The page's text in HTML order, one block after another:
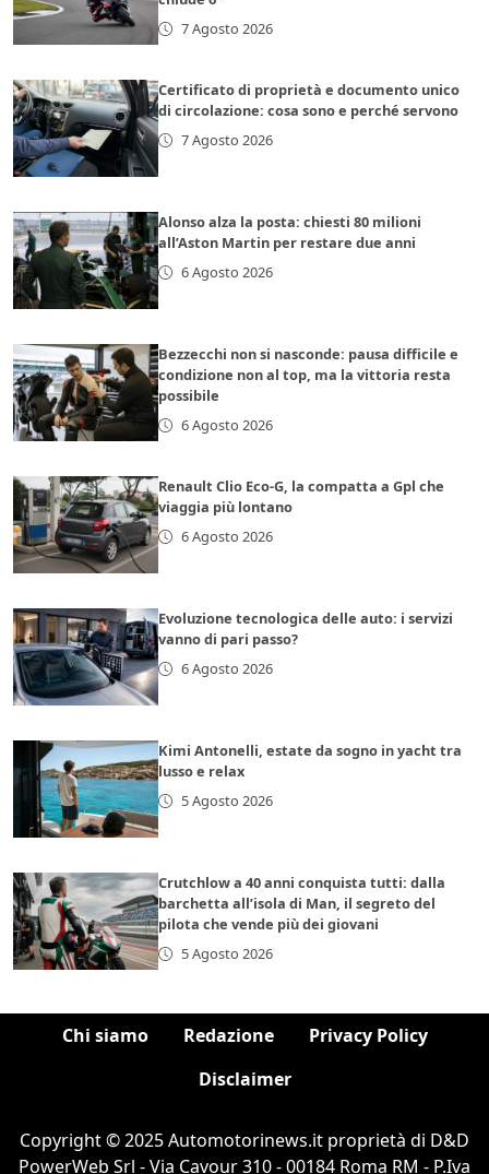
7 Agosto 2026
Certificato di proprietà e documento unico
di circolazione: cosa sono e perché servono
7 Agosto 2026
Alonso alza la posta: chiesti 80 milioni
all’Aston Martin per restare due anni
6 Agosto 2026
Bezzecchi non si nasconde: pausa difficile e
condizione non al top, ma la vittoria resta
possibile
6 Agosto 2026
Renault Clio Eco-G, la compatta a Gpl che
viaggia più lontano
6 Agosto 2026
Evoluzione tecnologica delle auto: i servizi
vanno di pari passo?
6 Agosto 2026
Kimi Antonelli, estate da sogno in yacht tra
lusso e relax
5 Agosto 2026
Crutchlow a 40 anni conquista tutti: dalla
barchetta all’isola di Man, il segreto del
pilota che vende più dei giovani
5 Agosto 2026
Chi siamo Redazione
Privacy Policy
Disclaimer
Copyright © 2025 Automotorinews.it proprietà di D&D
PowerWeb Srl - Via Cavour 310 - 00184 Roma RM - P.Iva